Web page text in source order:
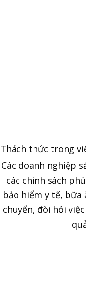
Thách thức trong
Các doanh nghiệp
các chính sách
bảo hiểm y tế, bữa
chuyển, đòi hỏi